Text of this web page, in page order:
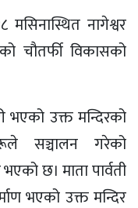
मसिनास्थित नागेश्वर
चौतर्फी विकासको
भएको उक्त मन्दिरको
सञ्चालन गरेको
छ। माता पार्वती
भएको उक्त मन्दिर